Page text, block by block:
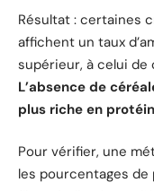
Résultat : certaines
affichent un taux
supérieur, à celui
L’absence de
plus riche en
Pour vérifier, une
les pourcentages